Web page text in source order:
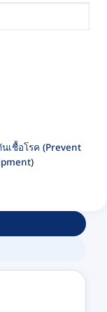
เชื้อโรค (Prevent